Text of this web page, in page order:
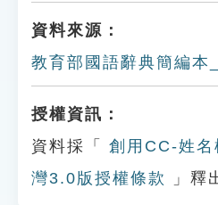
資料來源：
教育部國語辭典簡編本
授權資訊：
資料採「
創用CC-姓
灣3.0版授權條款
」釋